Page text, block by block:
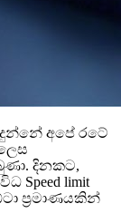
අපේ රටේ
දිනකට,
‍Speed limit
ප්‍රමාණයකින්